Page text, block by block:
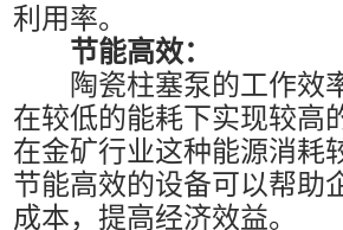
利用率。
节能高效：
陶瓷柱塞泵的工作效
在较低的能耗下实现较高
在金矿行业这种能源消耗
节能高效的设备可以帮助
成本，提高经济效益。